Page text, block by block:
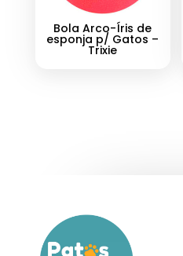
Bola Arco-Íris de
esponja p/ Gatos –
Trixie